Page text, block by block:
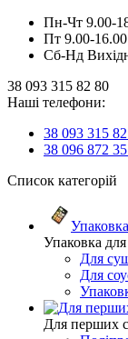
Пн-Чт 9.00-
Пт 9.00-16.00
Сб-Нд
38 093 315 82 80
Наші телефони:
38 093 315
38 096 872
Список категорій
Упаковка
Для
Для
Для перших